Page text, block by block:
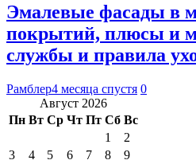
Эмалевые фасады в
покрытий, плюсы и
службы и правила
Рамблер4 месяца спустя 0
Август 2026
Пн Вт Ср Чт Пт Сб Вс
1
2
3
4 5 6 7 8
9